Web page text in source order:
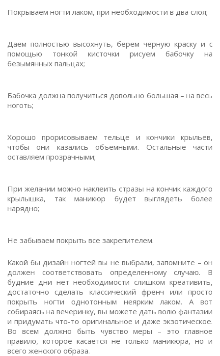
Покрываем ногти лаком, при необходимости в два слоя;
Даем полностью высохнуть, берем черную краску и с
помощью тонкой кисточки рисуем бабочку на
безымянных пальцах;
Бабочка должна получиться довольно большая – на весь
ноготь;
Хорошо прорисовываем тельце и кончики крыльев,
чтобы они казались объемными. Остальные части
оставляем прозрачными;
При желании можно наклеить стразы на кончик каждого
крылышка, так маникюр будет выглядеть более
нарядно;
Не забываем покрыть все закрепителем.
Какой бы дизайн ногтей вы не выбрали, запомните – он
должен соответствовать определенному случаю. В
будние дни нет необходимости слишком креативить,
достаточно сделать классический френч или просто
покрыть ногти однотонным неярким лаком. А вот
собираясь на вечеринку, вы можете дать волю фантазии
и придумать что-то оригинальное и даже экзотическое.
Во всем должно быть чувство меры – это главное
правило, которое касается не только маникюра, но и
всего женского образа.